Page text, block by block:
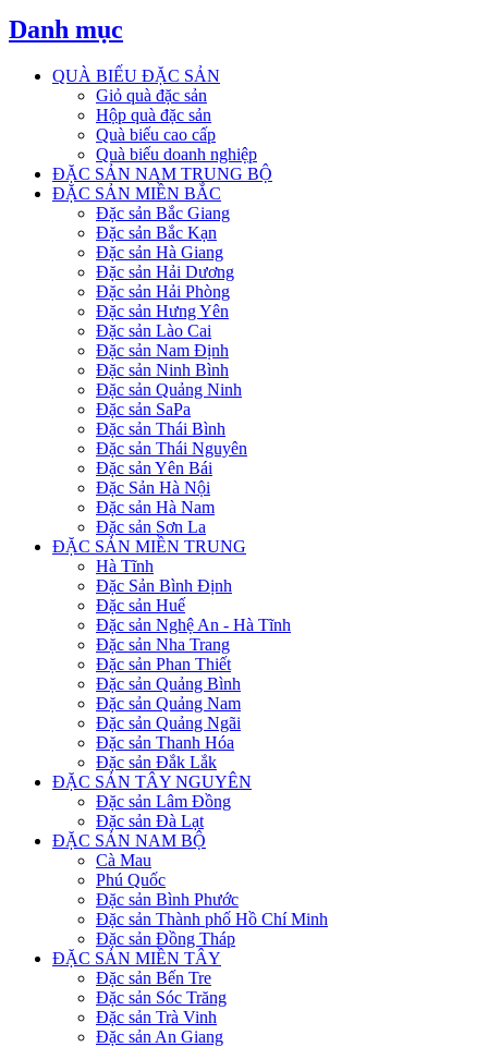
Danh mục
QUÀ BIẾU ĐẶC SẢN
Giỏ quà đặc sản
Hộp quà đặc sản
Quà biếu cao cấp
Quà biếu doanh nghiệp
ĐẶC SẢN NAM TRUNG BỘ
ĐẶC SẢN MIỀN BẮC
Đặc sản Bắc Giang
Đặc sản Bắc Kạn
Đặc sản Hà Giang
Đặc sản Hải Dương
Đặc sản Hải Phòng
Đặc sản Hưng Yên
Đặc sản Lào Cai
Đặc sản Nam Định
Đặc sản Ninh Bình
Đặc sản Quảng Ninh
Đặc sản SaPa
Đặc sản Thái Bình
Đặc sản Thái Nguyên
Đặc sản Yên Bái
Đặc Sản Hà Nội
Đặc sản Hà Nam
Đặc sản Sơn La
ĐẶC SẢN MIỀN TRUNG
Hà Tĩnh
Đặc Sản Bình Định
Đặc sản Huế
Đặc sản Nghệ An - Hà Tĩnh
Đặc sản Nha Trang
Đặc sản Phan Thiết
Đặc sản Quảng Bình
Đặc sản Quảng Nam
Đặc sản Quảng Ngãi
Đặc sản Thanh Hóa
Đặc sản Đắk Lắk
ĐẶC SẢN TÂY NGUYÊN
Đặc sản Lâm Đồng
Đặc sản Đà Lạt
ĐẶC SẢN NAM BỘ
Cà Mau
Phú Quốc
Đặc sản Bình Phước
Đặc sản Thành phố Hồ Chí Minh
Đặc sản Đồng Tháp
ĐẶC SẢN MIỀN TÂY
Đặc sản Bến Tre
Đặc sản Sóc Trăng
Đặc sản Trà Vinh
Đặc sản An Giang